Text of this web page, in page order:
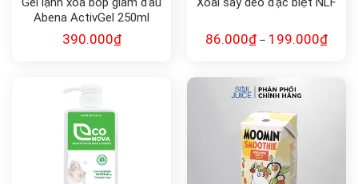
Abena ActivGel 250ml
390.000₫ 86.000₫ – 199.000₫